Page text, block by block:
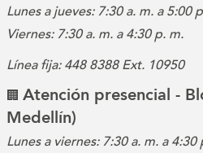
Lunes a jueves: 7:30 a. m. a 5:00
Viernes: 7:30 a. m. a 4:30 p. m.
Línea fija: 448 8388 Ext. 10950
🏢 Atención presencial -
Medellín)
Lunes a viernes: 7:30 a. m. a